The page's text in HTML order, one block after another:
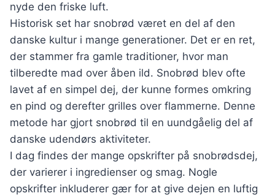
nyde den friske luft.
Historisk set har snobrød været en del af den
danske kultur i mange generationer. Det er en ret,
der stammer fra gamle traditioner, hvor man
tilberedte mad over åben ild. Snobrød blev ofte
lavet af en simpel dej, der kunne formes omkring
en pind og derefter grilles over flammerne. Denne
metode har gjort snobrød til en uundgåelig del af
danske udendørs aktiviteter.
I dag findes der mange opskrifter på snobrødsdej,
der varierer i ingredienser og smag. Nogle
opskrifter inkluderer gær for at give dejen en luftig